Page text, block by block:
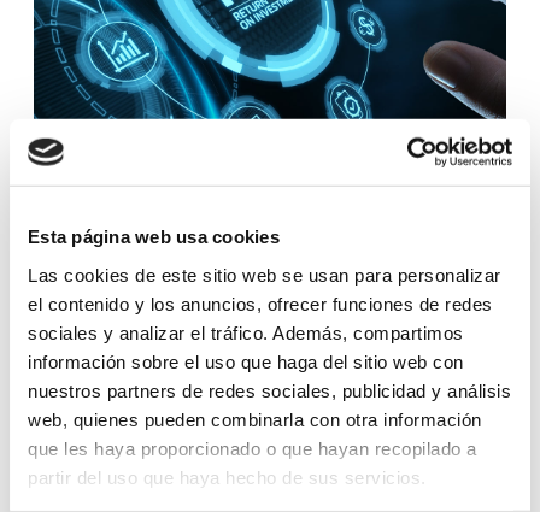
Esta página web usa cookies
Las cookies de este sitio web se usan para personalizar
el contenido y los anuncios, ofrecer funciones de redes
sociales y analizar el tráfico. Además, compartimos
información sobre el uso que haga del sitio web con
nuestros partners de redes sociales, publicidad y análisis
web, quienes pueden combinarla con otra información
que les haya proporcionado o que hayan recopilado a
partir del uso que haya hecho de sus servicios.
Escrito el04 de marzo porCarlos Corral
¿Qué es ROI? proviene de las siglas en inglés Return of
Investment, que en español se traduce como el retorno
de la inversión. Por lo tanto, ROI es una fórmula que
nos permite evaluar la rentabilidad de un proyecto o